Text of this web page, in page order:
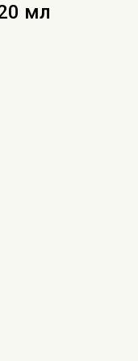
мл